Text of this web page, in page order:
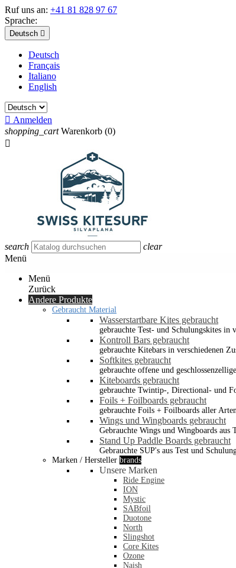
Ruf uns an: +41 81 828 97 67
Sprache:
Deutsch 
Deutsch
Français
Italiano
English
 Anmelden
shopping_cart Warenkorb (0)

search
clear
Menü
Menü
Zurück
Andere Produkte
Gebraucht Material
Wasserstartbare Kites gebraucht
gebrauchte Test- und Schulungskites in
Kontroll Bars gebraucht
gebrauchte Kitebars in verschiedenen
Softkites gebraucht
gebrauchte offene und
Kiteboards gebraucht
gebrauchte Twintip-, Directional- und
Foils + Foilboards gebraucht
gebrauchte Foils + Foilboards aller
Wings und Wingboards gebraucht
Gebrauchte Wings und Wingboards aus
Stand Up Paddle Boards gebraucht
Gebrauchte SUP's aus Test und
Marken / Hersteller brands
Unsere Marken
Ride Engine
ION
Mystic
SABfoil
Duotone
North
Slingshot
Core Kites
Ozone
Naish